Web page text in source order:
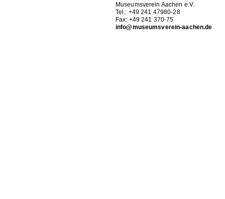
Museumsverein Aachen e.V.
Tel.: +49 241 47980-28
Fax: +49 241 370-75
info@museumsverein-aachen.de